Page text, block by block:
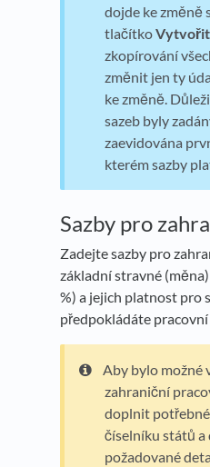
dojde ke změně
tlačítko
zkopírování
změnit jen ty
ke změně.
sazeb byly
zaevidována
kterém sazby
Sazby pro
Zadejte sazby pro
základní stravné
%) a jejich platnost pro
předpokládáte pracovní
Aby bylo možné
zahraniční
doplnit
číselníku států
požadované